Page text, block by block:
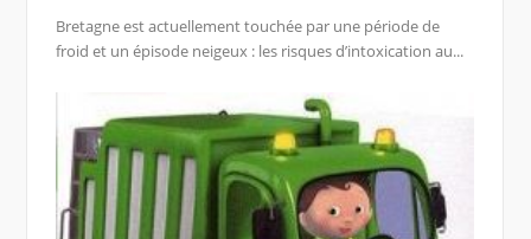
Bretagne est actuellement touchée par une période de
froid et un épisode neigeux : les risques d’intoxication au...